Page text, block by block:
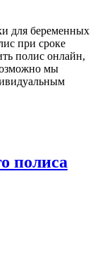
для беременных
при сроке
полис онлайн,
мы
полиса